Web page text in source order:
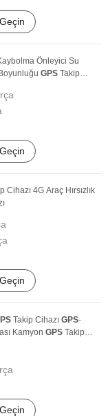
Önleyici Su
GPS Takip
Cihazı 4G Araç Hırsızlık
Takip Cihazı GPS-
Kamyon GPS Takip